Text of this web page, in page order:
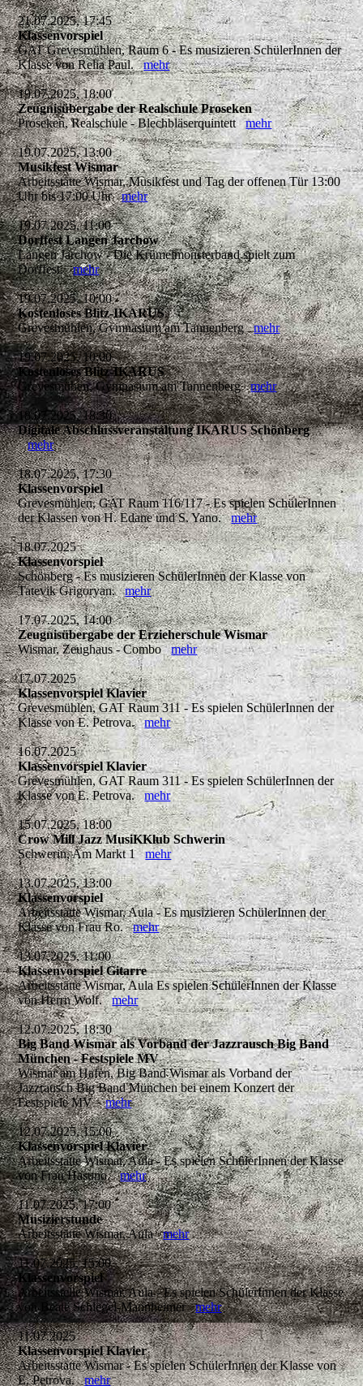
21.07.2025, 17:45
Klassenvorspiel
GAT Grevesmühlen, Raum 6 - Es musizieren SchülerInnen der
Klasse von Relia Paul.mehr
19.07.2025, 18:00
Zeugnisübergabe der Realschule Proseken
Proseken, Realschule - Blechbläserquintettmehr
19.07.2025, 13:00
Musikfest Wismar
Arbeitsstätte Wismar, Musikfest und Tag der offenen Tür 13:00
Uhr bis 17:00 Uhrmehr
19.07.2025, 11:00
Dorffest Langen Jarchow
Langen Jarchow - Die Krümelmonsterband spielt zum
Dorffest.mehr
19.07.2025, 10:00
Kostenloses Blitz-IKARUS
Grevesmühlen, Gymnasium am Tannenbergmehr
19.07.2025, 10:00
Kostenloses Blitz-IKARUS
Grevesmühen, Gymnasium am Tannenbergmehr
18.07.2025, 18:30
Digitale Abschlussveranstaltung IKARUS Schönberg
mehr
18.07.2025, 17:30
Klassenvorspiel
Grevesmühlen, GAT Raum 116/117 - Es spielen SchülerInnen
der Klassen von H. Edane und S. Yano.mehr
18.07.2025
Klassenvorspiel
Schönberg - Es musizieren SchülerInnen der Klasse von
Tatevik Grigoryan.mehr
17.07.2025, 14:00
Zeugnisübergabe der Erzieherschule Wismar
Wismar, Zeughaus - Combomehr
17.07.2025
Klassenvorspiel Klavier
Grevesmühlen, GAT Raum 311 - Es spielen SchülerInnen der
Klasse von E. Petrova.mehr
16.07.2025
Klassenvorspiel Klavier
Grevesmühlen, GAT Raum 311 - Es spielen SchülerInnen der
Klasse von E. Petrova.mehr
15.07.2025, 18:00
Crow Mill Jazz MusiKKlub Schwerin
Schwerin, Am Markt 1mehr
13.07.2025, 13:00
Klassenvorspiel
Arbeitsstätte Wismar, Aula - Es musizieren SchülerInnen der
Klasse von Frau Ro.mehr
13.07.2025, 11:00
Klassenvorspiel Gitarre
Arbeitsstätte Wismar, Aula Es spielen SchülerInnen der Klasse
von Herrn Wolf.mehr
12.07.2025, 18:30
Big Band Wismar als Vorband der Jazzrausch Big Band
München - Festspiele MV
Wismar am Hafen, Big Band Wismar als Vorband der
Jazzrausch Big Band München bei einem Konzert der
Festspiele MVmehr
12.07.2025, 15:00
Klassenvorspiel Klavier
Arbeitsstätte Wismar, Aula - Es spielen SchülerInnen der Klasse
von Frau Hasuno.mehr
11.07.2025, 17:00
Musizierstunde
Arbeitsstätte Wismar, Aulamehr
11.07.2025, 15:00
Klassenvorspiel
Arbeitsstelle Wismar, Aula - Es spielen SchülerInnen der Klasse
von Beate Schlegel-Mannheimermehr
11.07.2025
Klassenvorspiel Klavier
Arbeitsstätte Wismar - Es spielen SchülerInnen der Klasse von
E. Petrova.mehr